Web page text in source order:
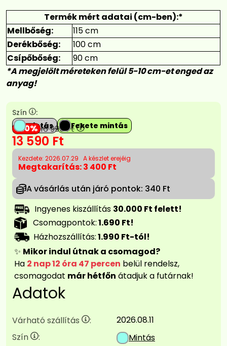
Termék mért adatai (cm-ben):*
Mellbőség:
115 cm
Derékbőség:
100 cm
Csípőbőség:
90 cm
*A megjelölt méreteken felül 5-10 cm-et enged az
anyag!
Szín
:
Mintás
Fekete mintás
20 16 990Ft
13 590 Ft
Kezdete: 2026.07.29 A készlet erejéig
Megtakarítás:3 400 Ft
A vásárlás után járó pontok: 340 Ft
Ingyenes kiszállítás 30.000 Ft felett!
Csomagpontok:1.690 Ft!
Házhozszállítás:1.990 Ft-tól!
✨ Mikor indul útnak a csomagod?
Ha 2 nap 12 óra 47 percen belül rendelsz,
csomagodat már hétfőn átadjuk a futárnak!
Adatok
Várható szállítás :
2026.08.11
Szín
: Mintás